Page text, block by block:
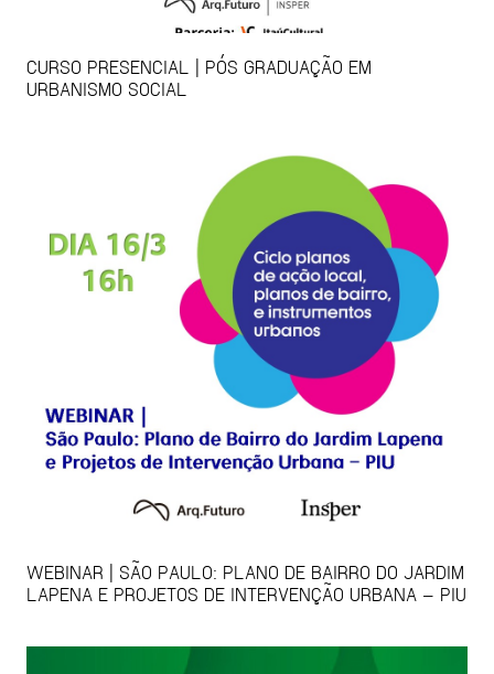
CURSO PRESENCIAL | PÓS GRADUAÇÃO EM
URBANISMO SOCIAL
WEBINAR | SÃO PAULO: PLANO DE BAIRRO DO JARDIM
LAPENA E PROJETOS DE INTERVENÇÃO URBANA – PIU